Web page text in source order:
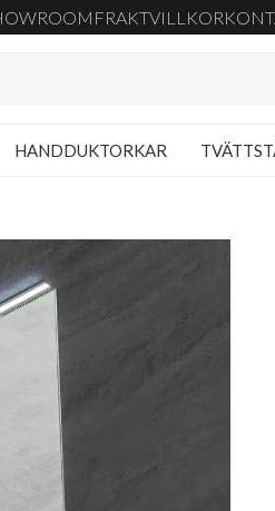
FRAKTVILLKOR
HANDDUKTORKAR